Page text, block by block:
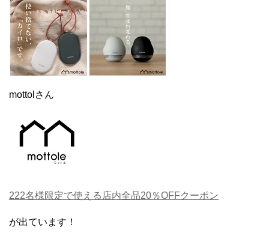
mottolさん
222名様限定で使える店内全品20％OFFクーポン
が出ています！